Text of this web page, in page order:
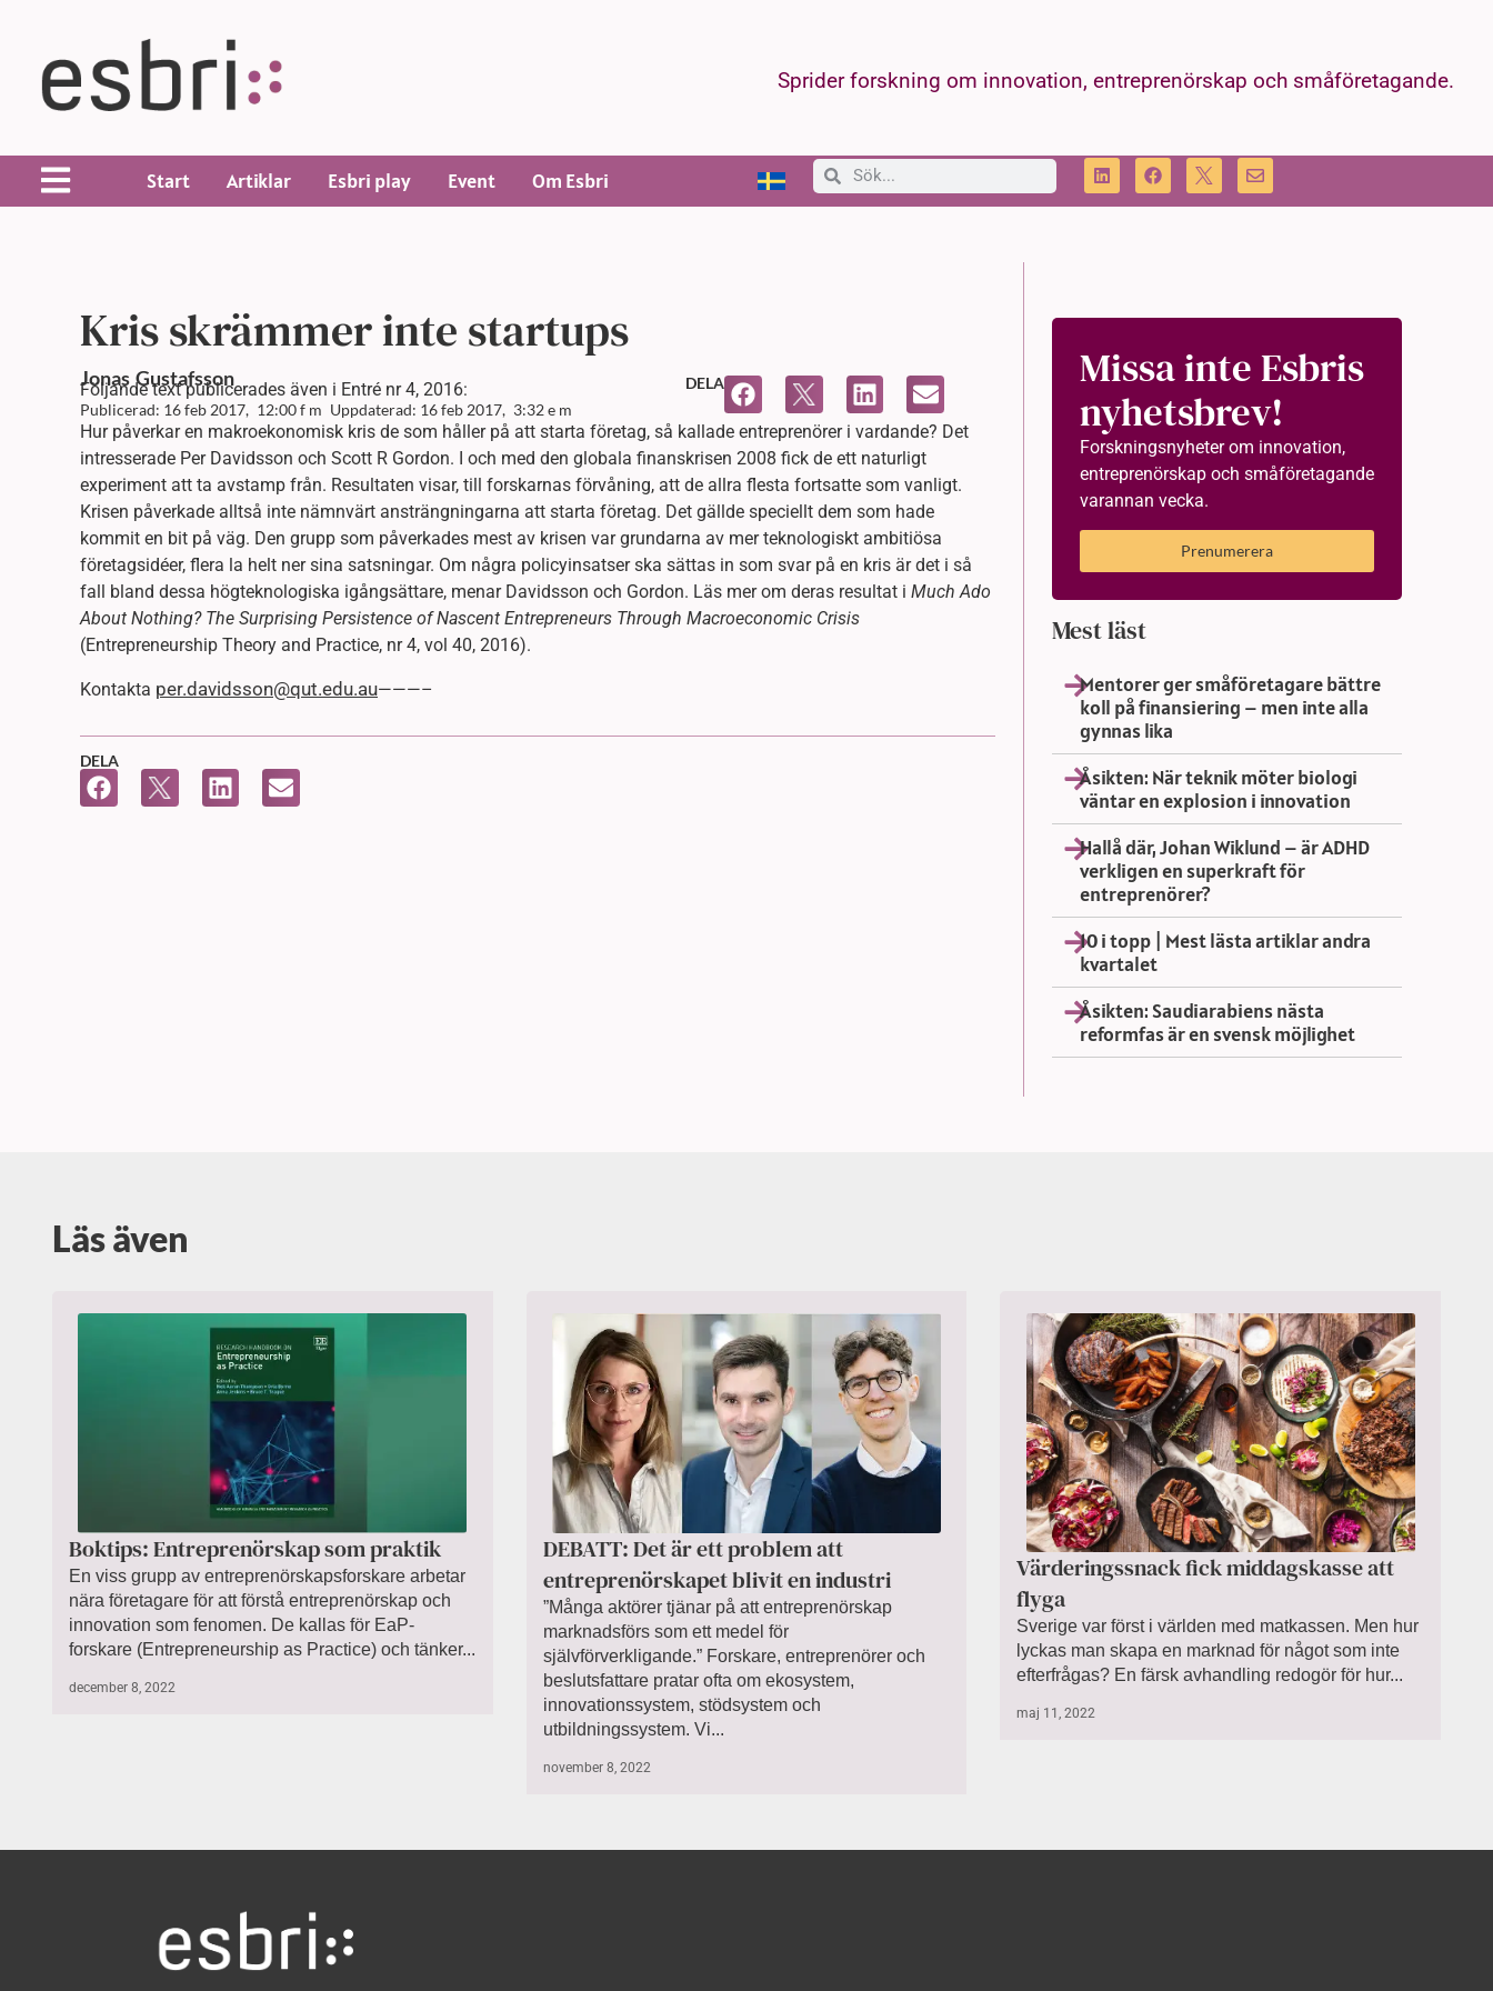
Sprider forskning om innovation, entreprenörskap och småföretagande.
Start Artiklar Esbri play Event Om Esbri
Kris skrämmer inte startups
Jonas Gustafsson
Publicerad: 16 feb 2017, 12:00 f m Uppdaterad: 16 feb 2017, 3:32 e m
DELA
Följande text publicerades även i Entré nr 4, 2016:
Hur påverkar en makroekonomisk kris de som håller på att starta företag, så kallade entreprenörer i vardande? Det
intresserade Per Davidsson och Scott R Gordon. I och med den globala finanskrisen 2008 fick de ett naturligt
experiment att ta avstamp från. Resultaten visar, till forskarnas förvåning, att de allra flesta fortsatte som vanligt.
Krisen påverkade alltså inte nämnvärt ansträngningarna att starta företag. Det gällde speciellt dem som hade
kommit en bit på väg. Den grupp som påverkades mest av krisen var grundarna av mer teknologiskt ambitiösa
företagsidéer, flera la helt ner sina satsningar. Om några policyinsatser ska sättas in som svar på en kris är det i så
fall bland dessa högteknologiska igångsättare, menar Davidsson och Gordon. Läs mer om deras resultat i Much Ado
About Nothing? The Surprising Persistence of Nascent Entrepreneurs Through Macroeconomic Crisis
(Entrepreneurship Theory and Practice, nr 4, vol 40, 2016).
Kontakta per.davidsson@qut.edu.au———–
DELA
Missa inte Esbris
nyhetsbrev!
Forskningsnyheter om innovation,
entreprenörskap och småföretagande
varannan vecka.
Prenumerera
Mest läst
Mentorer ger småföretagare bättre
koll på finansiering – men inte alla
gynnas lika
Åsikten: När teknik möter biologi
väntar en explosion i innovation
Hallå där, Johan Wiklund – är ADHD
verkligen en superkraft för
entreprenörer?
10 i topp | Mest lästa artiklar andra
kvartalet
Åsikten: Saudiarabiens nästa
reformfas är en svensk möjlighet
Läs även
Boktips: Entreprenörskap som praktik
En viss grupp av entreprenörskapsforskare arbetar
nära företagare för att förstå entreprenörskap och
innovation som fenomen. De kallas för EaP-
forskare (Entrepreneurship as Practice) och tänker...
december 8, 2022
DEBATT: Det är ett problem att
entreprenörskapet blivit en industri
”Många aktörer tjänar på att entreprenörskap
marknadsförs som ett medel för
självförverkligande.” Forskare, entreprenörer och
beslutsfattare pratar ofta om ekosystem,
innovationssystem, stödsystem och
utbildningssystem. Vi...
november 8, 2022
Värderingssnack fick middagskasse att
flyga
Sverige var först i världen med matkassen. Men hur
lyckas man skapa en marknad för något som inte
efterfrågas? En färsk avhandling redogör för hur...
maj 11, 2022